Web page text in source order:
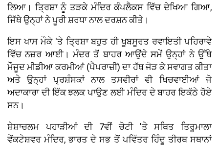
ਲਿਆ। ਤ੍ਰਿਸ਼ਾ ਨੂੰ ਤੜਕੇ ਮੰਦਿਰ ਕੰਪਲੈਕਸ ਵਿੱਚ ਦੇਖਿਆ ਗਿਆ,
ਜਿੱਥੇ ਉਨ੍ਹਾਂ ਨੇ ਪੂਰੀ ਸ਼ਰਧਾ ਨਾਲ ਦਰਸ਼ਨ ਕੀਤੇ।
ਇਸ ਖਾਸ ਮੌਕੇ 'ਤੇ ਤ੍ਰਿਸ਼ਾ ਬਹੁਤ ਹੀ ਖੂਬਸੂਰਤ ਰਵਾਇਤੀ ਪਹਿਰਾਵੇ
ਵਿੱਚ ਨਜ਼ਰ ਆਈ। ਮੰਦਰ ਤੋਂ ਬਾਹਰ ਆਉਂਦੇ ਸਮੇਂ ਉਨ੍ਹਾਂ ਨੇ ਉੱਥੇ
ਮੌਜੂਦ ਮੀਡੀਆ ਕਰਮੀਆਂ (ਪੈਪਰਾਜ਼ੀ) ਦਾ ਹੱਥ ਜੋੜ ਕੇ ਸਵਾਗਤ ਕੀਤਾ
ਅਤੇ ਉਨ੍ਹਾਂ ਪ੍ਰਸ਼ੰਸਕਾਂ ਨਾਲ ਤਸਵੀਰਾਂ ਵੀ ਖਿਚਵਾਈਆਂ ਜੋ
ਅਦਾਕਾਰਾ ਦੀ ਇੱਕ ਝਲਕ ਪਾਉਣ ਲਈ ਮੰਦਿਰ ਦੇ ਬਾਹਰ ਇਕੱਠੇ ਹੋਏ
ਸਨ।
ਸ਼ੇਸ਼ਾਚਲਮ ਪਹਾੜੀਆਂ ਦੀ 7ਵੀਂ ਚੋਟੀ 'ਤੇ ਸਥਿਤ ਤਿਰੂਮਾਲਾ
ਵੇਂਕਟੇਸ਼ਵਰ ਮੰਦਿਰ, ਭਾਰਤ ਦੇ ਸਭ ਤੋਂ ਪਵਿੱਤਰ ਹਿੰਦੂ ਤੀਰਥ ਸਥਾਨਾਂ